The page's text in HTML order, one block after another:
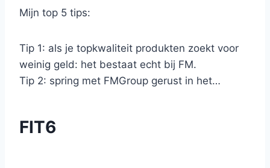
Mijn top 5 tips:
Tip 1: als je topkwaliteit produkten zoekt voor
weinig geld: het bestaat echt bij FM.
Tip 2: spring met FMGroup gerust in het…
FIT6